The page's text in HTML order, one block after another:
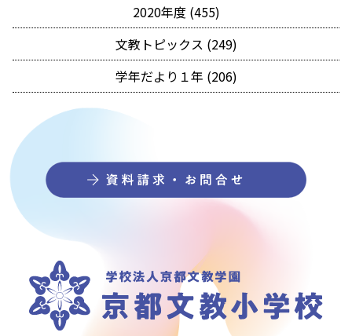
2020年度 (455)
文教トピックス (249)
学年だより１年 (206)